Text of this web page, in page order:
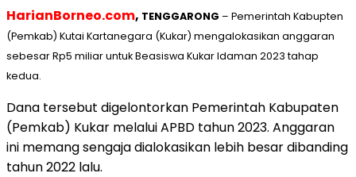
HarianBorneo.com, TENGGARONG – Pemerintah Kabupten
(Pemkab) Kutai Kartanegara (Kukar) mengalokasikan anggaran
sebesar Rp5 miliar untuk Beasiswa Kukar Idaman 2023 tahap
kedua.
Dana tersebut digelontorkan Pemerintah Kabupaten
(Pemkab) Kukar melalui APBD tahun 2023. Anggaran
ini memang sengaja dialokasikan lebih besar dibanding
tahun 2022 lalu.